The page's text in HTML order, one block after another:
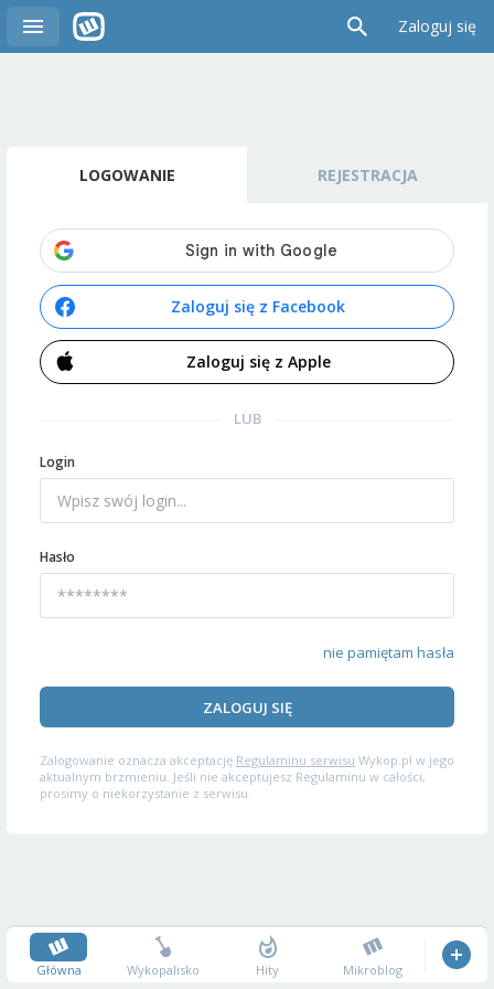
Zaloguj się
LOGOWANIE REJESTRACJA
Zaloguj się z Facebook
Zaloguj się z Apple
LUB
Login
Hasło
nie pamiętam hasła
ZALOGUJ SIĘ
Zalogowanie oznacza akceptację Regulaminu serwisu Wykop.pl w jego
aktualnym brzmieniu. Jeśli nie akceptujesz Regulaminu w całości,
prosimy o niekorzystanie z serwisu.
Główna Wykopalisko Hity Mikroblog